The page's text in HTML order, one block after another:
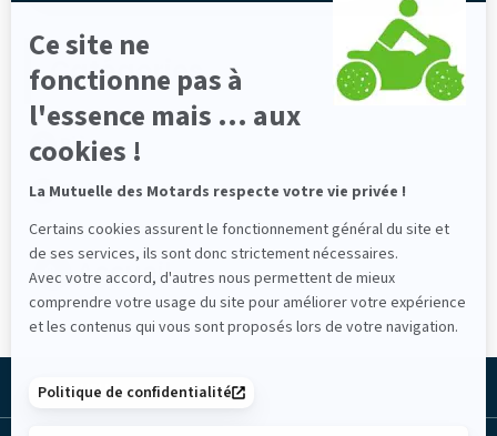
En
plus
Axeptio
Ce site ne
fonctionne pas à
l'essence mais ... aux
cookies !
La Mutuelle des Motards respecte votre vie privée !
Certains cookies assurent le fonctionnement général du site et
de ses services, ils sont donc strictement nécessaires.
Avec votre accord, d'autres nous permettent de mieux
comprendre votre usage du site pour améliorer votre expérience
et les contenus qui vous sont proposés lors de votre navigation.
Politique de confidentialité
Catégories
Pièce
Rhône
Accueil
LA MUTUELLE